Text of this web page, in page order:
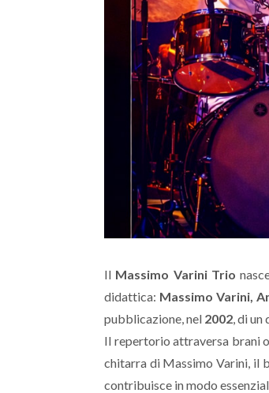
Il Massimo Varini Trio
didattica: Massimo Varini,
pubblicazione, nel 2002, di un
Il repertorio attraversa brani
chitarra di Massimo Varini, il
contribuisce in modo